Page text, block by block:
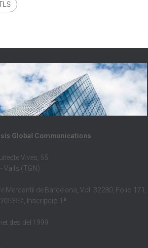
Global Communications
Vives, 65
Valls (TGN)
Mercantil de Barcelona, Vol. 32280, Folio 171,
Inscripció 1ª
des del 1999